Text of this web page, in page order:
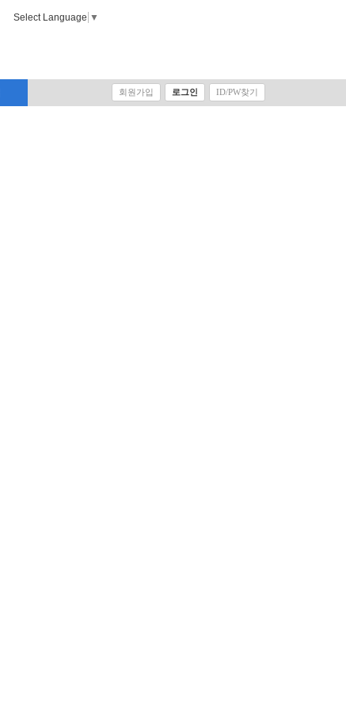
Select Language ▼
회원가입 로그인 ID/PW찾기